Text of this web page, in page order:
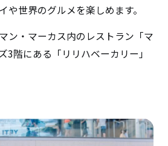
や世界のグルメを楽しめます。
ン・マーカス内のレストラン「マ
3階にある「リリハベーカリー」